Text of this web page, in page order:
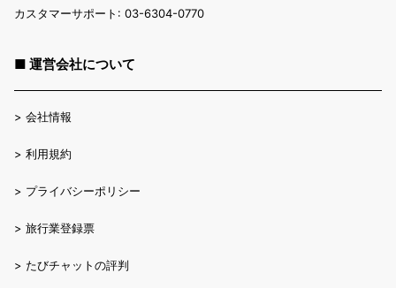
カスタマーサポート: 03-6304-0770
■ 運営会社について
> 会社情報
> 利用規約
> プライバシーポリシー
> 旅行業登録票
> たびチャットの評判